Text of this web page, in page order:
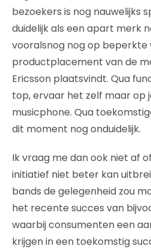
bezoekers is nog nauwelijks
duidelijk als een apart merk
vooralsnog nog op beperkte
productplacement van de
Ericsson plaatsvindt. Qua
top, ervaar het zelf maar op
musicphone. Qua
dit moment nog onduidelijk.
Ik vraag me dan ook niet af
initiatief niet beter kan
bands de gelegenheid zou
het recente succes van
waarbij consumenten een
krijgen in een toekomstig